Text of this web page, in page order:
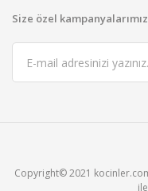
Size özel
Copyright© 2021